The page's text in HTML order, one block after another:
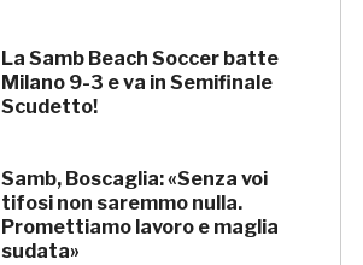
La Samb Beach Soccer batte
Milano 9-3 e va in Semifinale
Scudetto!
Samb, Boscaglia: «Senza voi
tifosi non saremmo nulla.
Promettiamo lavoro e maglia
sudata»